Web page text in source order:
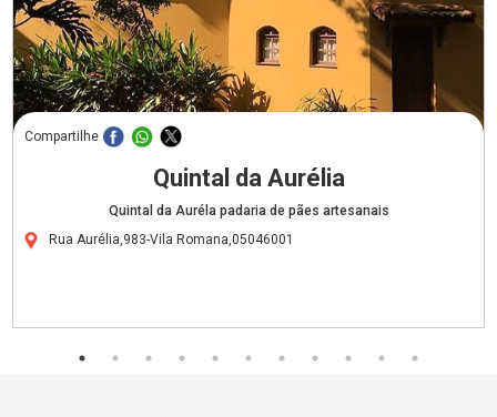
Compartilhe
Quintal da Aurélia
Quintal da Auréla padaria de pães artesanais
Rua Aurélia,983-Vila Romana,05046001